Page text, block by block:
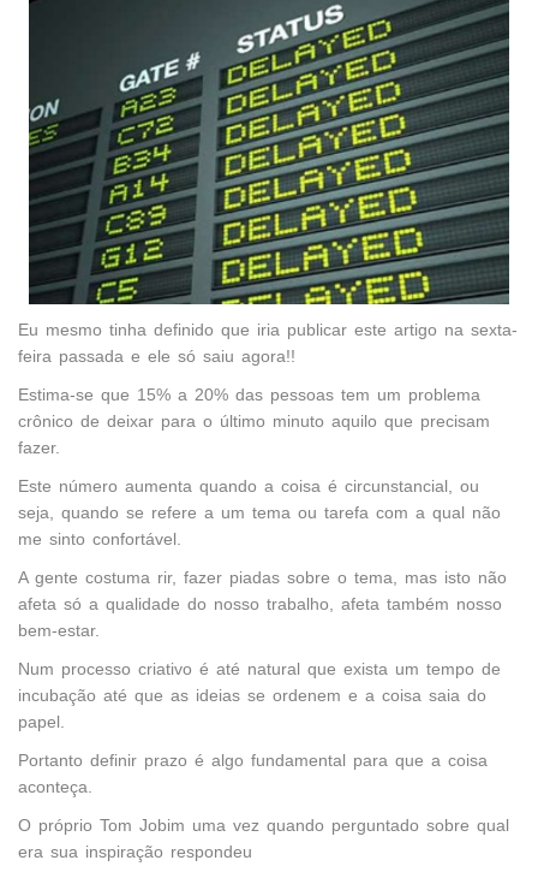
Eu mesmo tinha definido que iria publicar este artigo na sexta-
feira passada e ele só saiu agora!!
Estima-se que 15% a 20% das pessoas tem um problema
crônico de deixar para o último minuto aquilo que precisam
fazer.
Este número aumenta quando a coisa é circunstancial, ou
seja, quando se refere a um tema ou tarefa com a qual não
me sinto confortável.
A gente costuma rir, fazer piadas sobre o tema, mas isto não
afeta só a qualidade do nosso trabalho, afeta também nosso
bem-estar.
Num processo criativo é até natural que exista um tempo de
incubação até que as ideias se ordenem e a coisa saia do
papel.
Portanto definir prazo é algo fundamental para que a coisa
aconteça.
O próprio Tom Jobim uma vez quando perguntado sobre qual
era sua inspiração respondeu